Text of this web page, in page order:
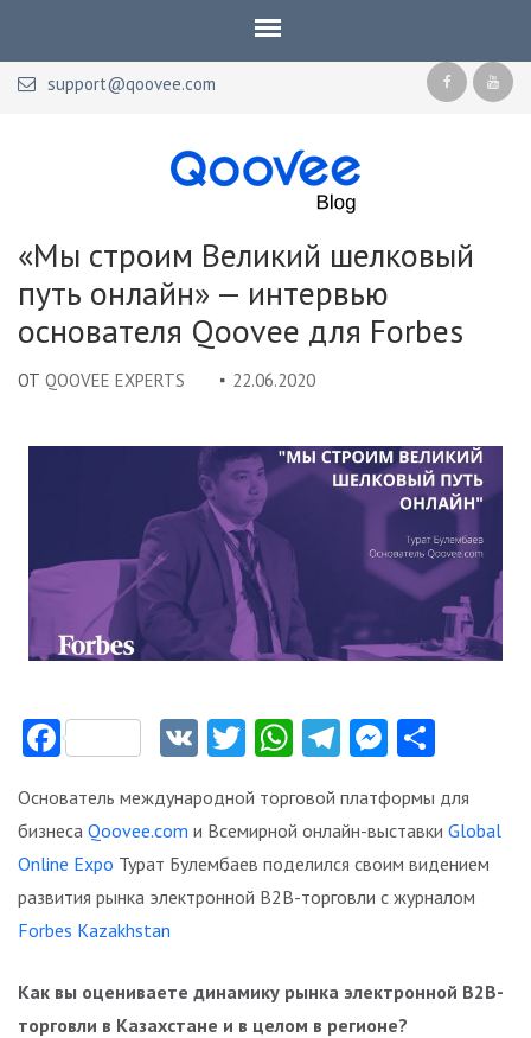
support@qoovee.com
Qoovee Blog
«Мы строим Великий шелковый
путь онлайн» — интервью
основателя Qoovee для Forbes
ОТ QOOVEE EXPERTS 22.06.2020
FacebookVK Twitter
WhatsApp
Telegram
Основатель международной торговой платформы для
бизнеса Qoovee.com и Всемирной онлайн-выставки Global
Online Expo Турат Булембаев поделился своим видением
развития рынка электронной B2B-торговли c журналом
Forbes Kazakhstan
Как вы оцениваете динамику рынка электронной B2B-
торговли в Казахстане и в целом в регионе?